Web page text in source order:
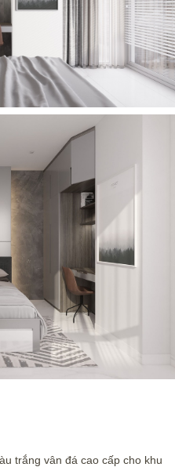
trắng vân đá cao cấp cho khu